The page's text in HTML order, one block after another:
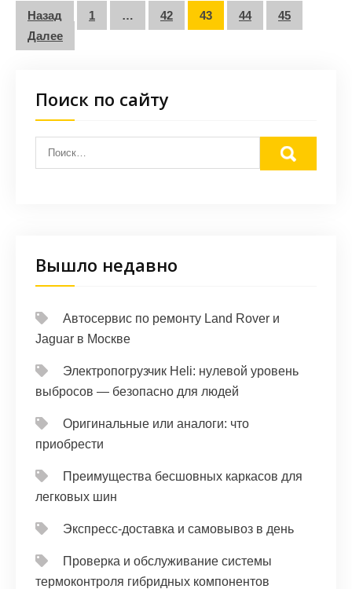
Пагинация
записей
Назад 1 … 42 43 44
45
Далее
Поиск по сайту
Вышло недавно
Автосервис по ремонту Land Rover и
Jaguar в Москве
Электропогрузчик Heli: нулевой уровень
выбросов — безопасно для людей
Оригинальные или аналоги: что
приобрести
Преимущества бесшовных каркасов для
легковых шин
Экспресс-доставка и самовывоз в день
Проверка и обслуживание системы
термоконтроля гибридных компонентов